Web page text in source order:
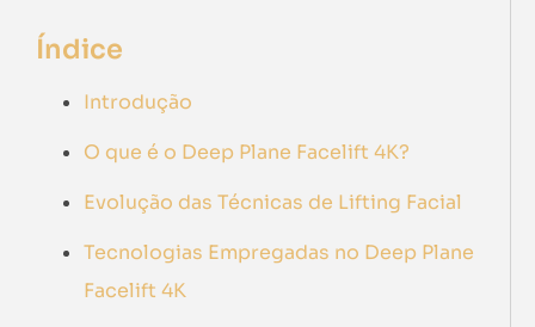
Índice
Introdução
O que é o Deep Plane Facelift 4K?
Evolução das Técnicas de Lifting Facial
Tecnologias Empregadas no Deep Plane
Facelift 4K